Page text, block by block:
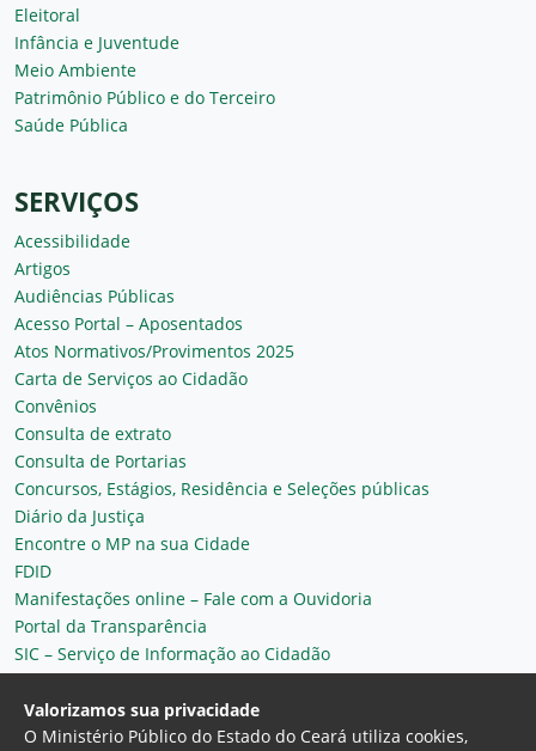
Eleitoral
Infância e Juventude
Meio Ambiente
Patrimônio Público e do Terceiro
Saúde Pública
SERVIÇOS
Acessibilidade
Artigos
Audiências Públicas
Acesso Portal – Aposentados
Atos Normativos/Provimentos 2025
Carta de Serviços ao Cidadão
Convênios
Consulta de extrato
Consulta de Portarias
Concursos, Estágios, Residência e Seleções públicas
Diário da Justiça
Encontre o MP na sua Cidade
FDID
Manifestações online – Fale com a Ouvidoria
Portal da Transparência
SIC – Serviço de Informação ao Cidadão
Plantão MP do Ceará
Secretaria Geral
Valorizamos sua privacidade
O Ministério Público do Estado do Ceará utiliza cookies,